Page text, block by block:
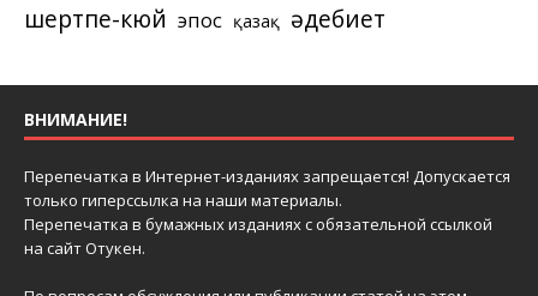
шертпе-кюй эпос қазақ әдебиет
ВНИМАНИЕ!
Перепечатка в Интернет-изданиях запрещается! Допускается
только гиперссылка на наши материалы.
Перепечатка в бумажных изданиях с обязательной ссылкой
на сайт Отукен.